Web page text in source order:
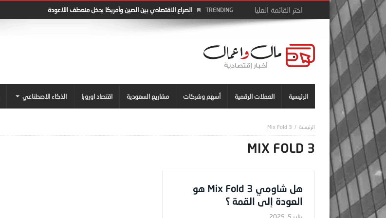
TRENDING الصراع الاقتصادي بين الصين وأمريكا يدخل منعطف اللاعودة
الرئيسية العملات الرقمية أسهم وشركات مشاريع السعودية اقتصاد اوروبا الذكاء الاصطناعي
Mix Fold 3
MIX FOLD 3
هل شاومي Mix Fold 3 هو
العودة إلى القمة ؟